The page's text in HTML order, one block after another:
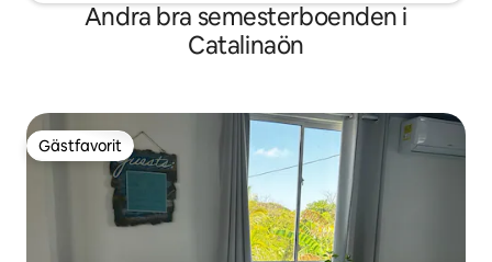
Andra bra semesterboenden i
Catalinaön
Gästfavorit
Gästfavorit